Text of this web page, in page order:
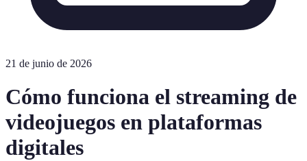
21 de junio de 2026
Cómo funciona el streaming de
videojuegos en plataformas
digitales